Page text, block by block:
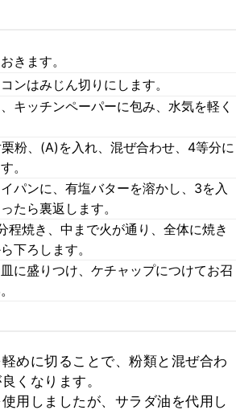
きます。
ンはみじん切りにします。
キッチンペーパーに包み、水気を軽く
粉、(A)を入れ、混ぜ合わせ、4等分に
。
パンに、有塩バターを溶かし、3を入
たら裏返します。
程焼き、中まで火が通り、全体に焼き
下ろします。
に盛りつけ、ケチャップにつけてお召
めに切ることで、粉類と混ぜ合わ
くなります。
用しましたが、サラダ油を代用し